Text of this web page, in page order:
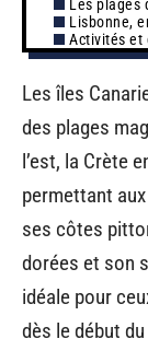
Les plages
Lisbonne,
Activités et
Les îles
des plages
l’est, la Crète
permettant
ses côtes
dorées et son
idéale pour
dès le début